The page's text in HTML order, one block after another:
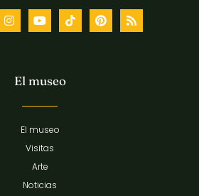
El museo
El museo
Visitas
Arte
Noticias